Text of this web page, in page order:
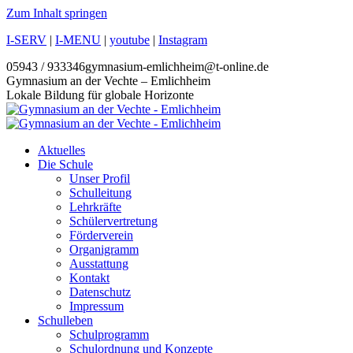
Zum Inhalt springen
I-SERV | I-MENU | youtube | Instagram
05943 / 933346gymnasium-emlichheim@t-online.de
Gymnasium an der Vechte – Emlichheim
Lokale Bildung für globale Horizonte
Aktuelles
Die Schule
Unser Profil
Schulleitung
Lehrkräfte
Schülervertretung
Förderverein
Organigramm
Ausstattung
Kontakt
Datenschutz
Impressum
Schulleben
Schulprogramm
Schulordnung und Konzepte